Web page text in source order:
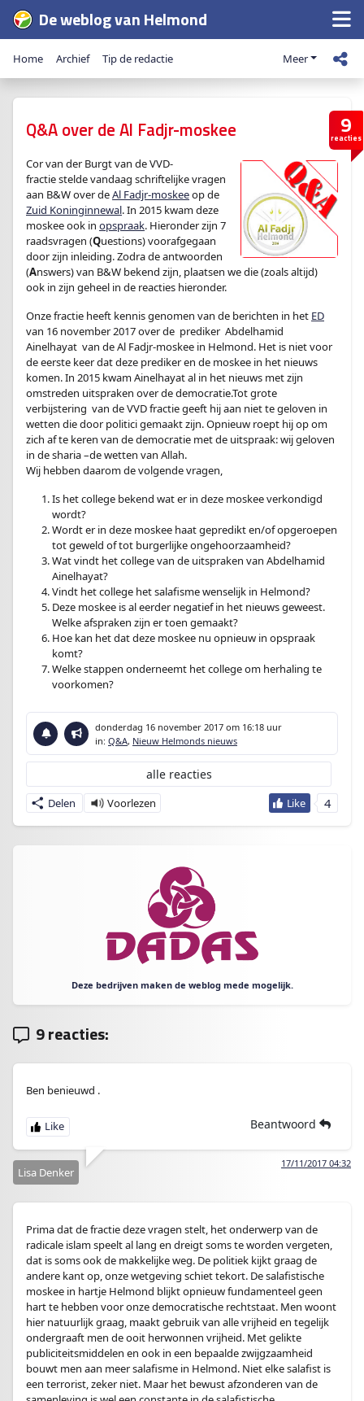
De weblog van Helmond
Home Archief Tip de redactie Meer
9
reacties
Q&A over de Al Fadjr-moskee
Cor van der Burgt van de VVD-
fractie stelde vandaag schriftelijke vragen
aan B&W over deAl Fadjr-moskeeop de
Zuid Koninginnewal. In 2015 kwam deze
moskee ook in opspraak. Hieronder zijn 7
raadsvragen (Questions) voorafgegaan
door zijn inleiding. Zodra de antwoorden
(Answers) van B&W bekend zijn, plaatsen we die (zoals altijd)
ook in zijn geheel in de reacties hieronder.
Onze fractie heeft kennis genomen van de berichten in het ED
van 16 november 2017 over de prediker Abdelhamid
Ainelhayat van de Al Fadjr-moskee in Helmond. Het is niet voor
de eerste keer dat deze prediker en de moskee in het nieuws
komen. In 2015 kwam Ainelhayat al in het nieuws met zijn
omstreden uitspraken over de democratie.Tot grote
verbijstering van de VVD fractie geeft hij aan niet te geloven in
wetten die door politici gemaakt zijn. Opnieuw roept hij op om
zich af te keren van de democratie met de uitspraak: wij geloven
in de sharia –de wetten van Allah.
Wij hebben daarom de volgende vragen,
Is het college bekend wat er in deze moskee verkondigd
wordt?
Wordt er in deze moskee haat gepredikt en/of opgeroepen
tot geweld of tot burgerlijke ongehoorzaamheid?
Wat vindt het college van de uitspraken van Abdelhamid
Ainelhayat?
Vindt het college het salafisme wenselijk in Helmond?
Deze moskee is al eerder negatief in het nieuws geweest.
Welke afspraken zijn er toen gemaakt?
Hoe kan het dat deze moskee nu opnieuw in opspraak
komt?
Welke stappen onderneemt het college om herhaling te
voorkomen?
donderdag 16 november 2017 om 16:18 uur
in: Q&A, Nieuw Helmonds nieuws
4
Delen
alle reacties
Deze bedrijven maken de weblog mede mogelijk.
9 reacties:
Ben benieuwd .
Beantwoord
17/11/2017 04:32
Lisa Denker
Prima dat de fractie deze vragen stelt, het onderwerp van de
radicale islam speelt al lang en dreigt soms te worden vergeten,
dat is soms ook de makkelijke weg. De politiek kijkt graag de
andere kant op, onze wetgeving schiet tekort. De salafistische
moskee in hartje Helmond blijkt opnieuw fundamenteel geen
hart te hebben voor onze democratische rechtstaat. Men woont
hier natuurlijk graag, maakt gebruik van alle vrijheid en tegelijk
ondergraaft men de ooit herwonnen vrijheid. Met gelikte
publiciteitsmiddelen en ook in een bepaalde zwijgzaamheid
bouwt men aan meer salafisme in Helmond. Niet elke salafist is
een terrorist, zeker niet. Maar het bewust afzonderen van de